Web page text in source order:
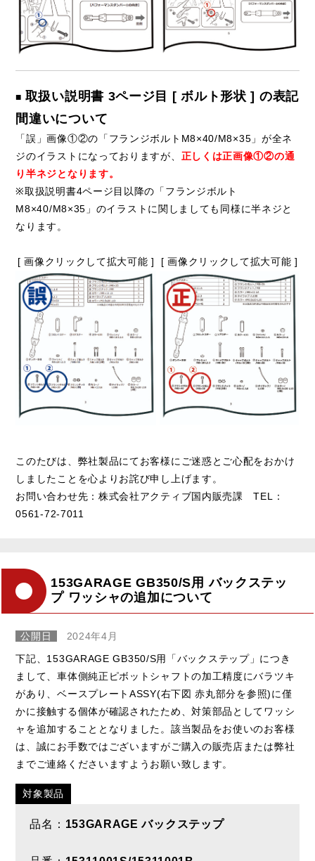
■ 取扱い説明書 3ページ目 [ ボルト形状 ] の表記
間違いについて
「誤」画像①②の「フランジボルトM8×40/M8×35」が全ネ
ジのイラストになっておりますが、 正しくは正画像①②の通
り半ネジとなります。
※取扱説明書4ページ目以降の「フランジボルト
M8×40/M8×35」のイラストに関しましても同様に半ネジと
なります。
[ 画像クリックして拡大可能 ] [ 画像クリックして拡大可能 ]
このたびは、弊社製品にてお客様にご迷惑とご心配をおかけ
しましたことを心よりお詫び申し上げます。
お問い合わせ先：株式会社アクティブ国内販売課 TEL：
0561-72-7011
153GARAGE GB350/S用 バックステッ
プ ワッシャの追加について
公開日
2024年4月
下記、153GARAGE GB350/S用「バックステップ」につき
まして、車体側純正ピボットシャフトの加工精度にバラツキ
があり、ベースプレートASSY(右下図 赤丸部分を参照)に僅
かに接触する個体が確認されたため、対策部品としてワッシ
ャを追加することとなりました。該当製品をお使いのお客様
は、誠にお手数ではございますがご購入の販売店または弊社
までご連絡くださいますようお願い致します。
対象製品
品名： 153GARAGE バックステップ